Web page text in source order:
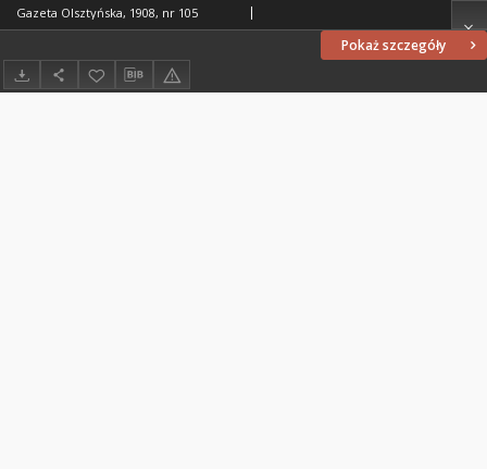
Pokaż szczegóły
Gazeta Olsztyńska, 1908, nr 105